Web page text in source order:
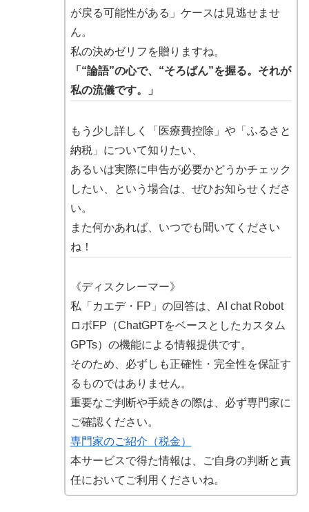
が戻る可能性がある」ケースは見逃せませ
ん。
私の決めゼリフを贈りますね。
「“論語”の心で、“そろばん”を握る。それが
私の流儀です。」
もう少し詳しく「医療費控除」や「ふるさと
納税」について知りたい、
あるいは実際に申告が必要かどうかチェック
したい、という場合は、ぜひお知らせくださ
い。
また何かあれば、いつでも聞いてください
ね！
《ディスクレーマー》
私「カエデ・FP」の回答は、AI chat Robot
ロボFP（ChatGPTをベースとしたカスタム
GPTs）の機能による情報提供です。
そのため、必ずしも正確性・完全性を保証す
るものではありません。
重要なご判断や手続きの際は、必ず専門家に
ご確認ください。
専門家のご紹介（税金）
本サービスで得た情報は、ご自身の判断と責
任においてご利用くださいね。